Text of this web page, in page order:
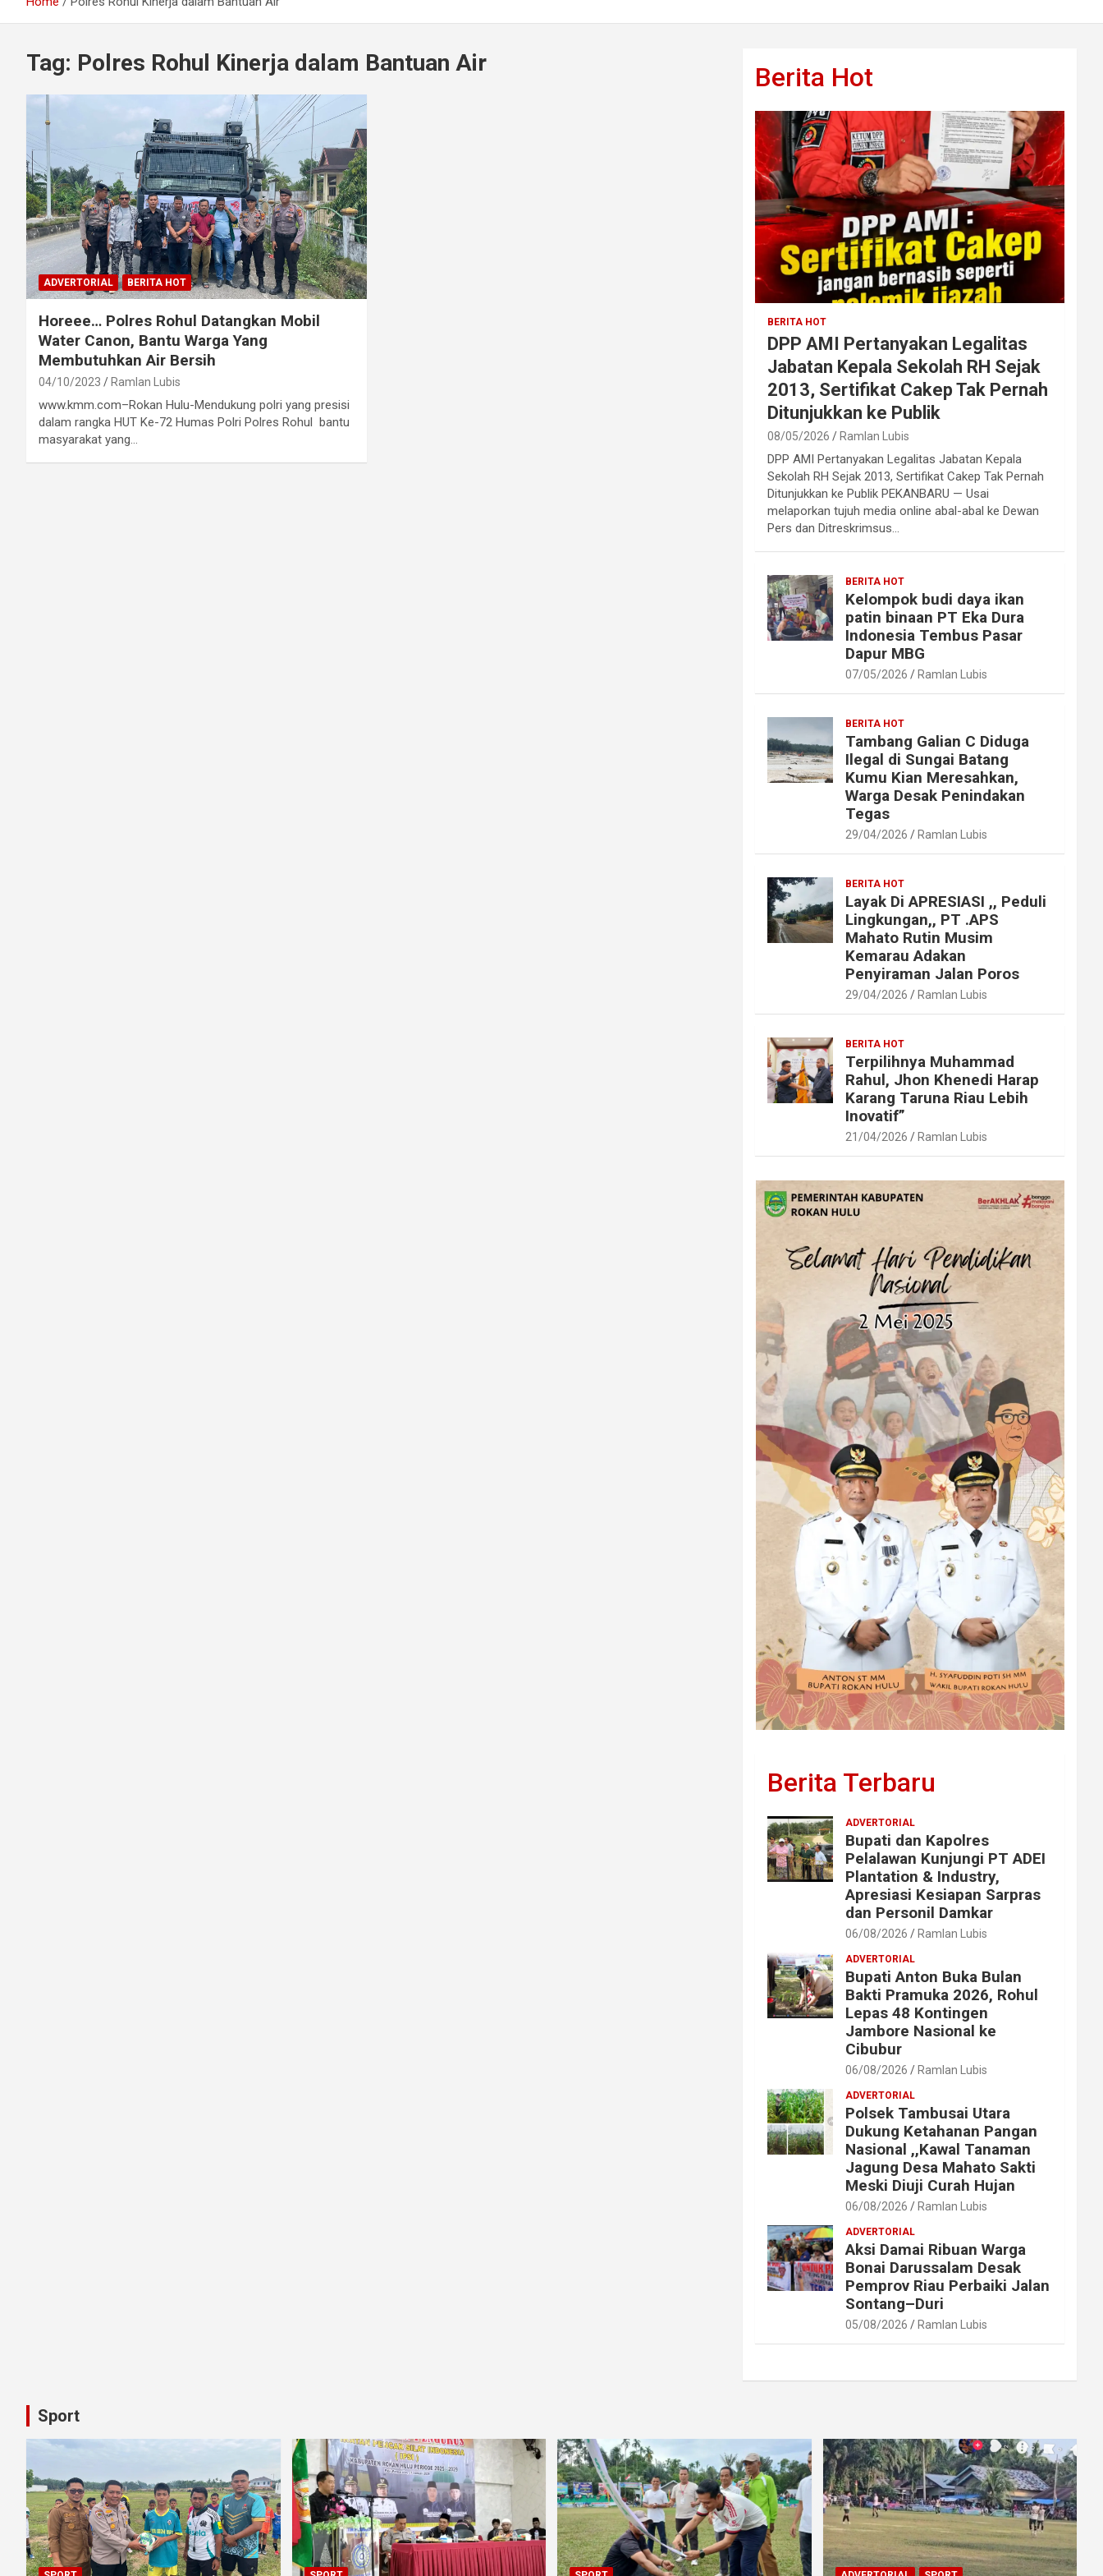
Tag: Polres Rohul Kinerja dalam Bantuan Air
ADVERTORIAL BERITA HOT
Horeee… Polres Rohul Datangkan Mobil
Water Canon, Bantu Warga Yang
Membutuhkan Air Bersih
04/10/2023 Ramlan Lubis
www.kmm.com–Rokan Hulu-Mendukung polri yang presisi
dalam rangka HUT Ke-72 Humas Polri Polres Rohul bantu
masyarakat yang…
Berita Hot
BERITA HOT
DPP AMI Pertanyakan Legalitas
Jabatan Kepala Sekolah RH Sejak
2013, Sertifikat Cakep Tak Pernah
Ditunjukkan ke Publik
08/05/2026 Ramlan Lubis
DPP AMI Pertanyakan Legalitas Jabatan Kepala
Sekolah RH Sejak 2013, Sertifikat Cakep Tak Pernah
Ditunjukkan ke Publik PEKANBARU — Usai
melaporkan tujuh media online abal-abal ke Dewan
Pers dan Ditreskrimsus…
BERITA HOT
Kelompok budi daya ikan
patin binaan PT Eka Dura
Indonesia Tembus Pasar
Dapur MBG
07/05/2026 Ramlan Lubis
BERITA HOT
Tambang Galian C Diduga
Ilegal di Sungai Batang
Kumu Kian Meresahkan,
Warga Desak Penindakan
Tegas
29/04/2026 Ramlan Lubis
BERITA HOT
Layak Di APRESIASI ,, Peduli
Lingkungan,, PT .APS
Mahato Rutin Musim
Kemarau Adakan
Penyiraman Jalan Poros
29/04/2026 Ramlan Lubis
BERITA HOT
Terpilihnya Muhammad
Rahul, Jhon Khenedi Harap
Karang Taruna Riau Lebih
Inovatif”
21/04/2026 Ramlan Lubis
Berita Terbaru
ADVERTORIAL
Bupati dan Kapolres
Pelalawan Kunjungi PT ADEI
Plantation & Industry,
Apresiasi Kesiapan Sarpras
dan Personil Damkar
06/08/2026 Ramlan Lubis
ADVERTORIAL
Bupati Anton Buka Bulan
Bakti Pramuka 2026, Rohul
Lepas 48 Kontingen
Jambore Nasional ke
Cibubur
06/08/2026 Ramlan Lubis
ADVERTORIAL
Polsek Tambusai Utara
Dukung Ketahanan Pangan
Nasional ,,Kawal Tanaman
Jagung Desa Mahato Sakti
Meski Diuji Curah Hujan
06/08/2026 Ramlan Lubis
ADVERTORIAL
Aksi Damai Ribuan Warga
Bonai Darussalam Desak
Pemprov Riau Perbaiki Jalan
Sontang–Duri
05/08/2026 Ramlan Lubis
Sport